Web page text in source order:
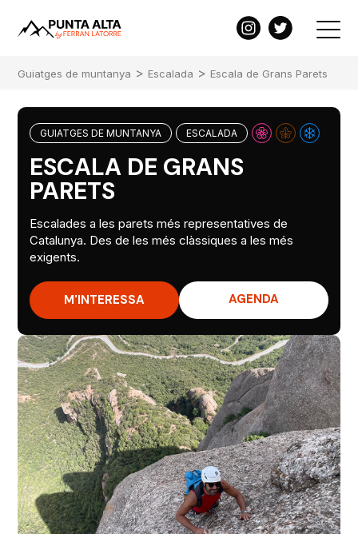
Guiatges de muntanya > Escalada > Escala de Grans Parets
GUIATGES DE MUNTANYA ESCALADA
ESCALA DE GRANS
PARETS
Escalades a les parets més representatives de
Catalunya. Des de les més clàssiques a les més
exigents.
M'INTERESSA AGENDA